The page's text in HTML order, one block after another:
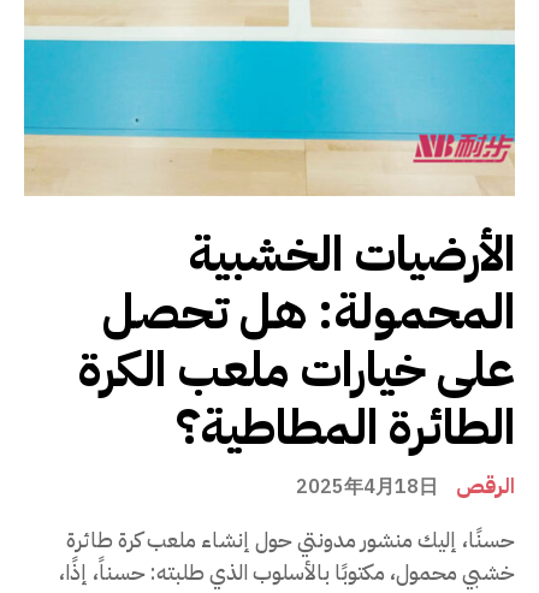
الأرضيات الخشبية
المحمولة: هل تحصل
على خيارات ملعب الكرة
الطائرة المطاطية؟
الرقص 2025年4月18日
حسنًا، إليك منشور مدونتي حول إنشاء ملعب كرة طائرة
خشبي محمول، مكتوبًا بالأسلوب الذي طلبته: حسناً، إذًا،